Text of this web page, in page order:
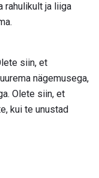
rahulikult ja liiga
siin, et
nägemusega,
Olete siin, et
kui te unustad